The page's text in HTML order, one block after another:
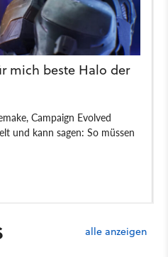
alle anzeigen